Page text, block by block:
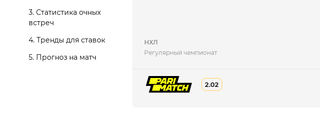
3. Статистика очных
встреч
4. Тренды для ставок
5. Прогноз на матч
НХЛ
Регулярный чемпионат
2.02